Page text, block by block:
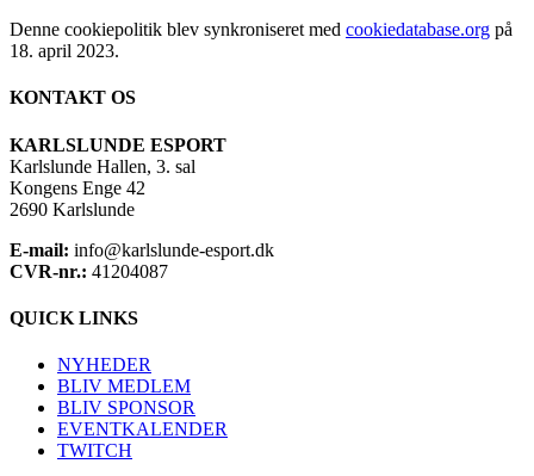
Denne cookiepolitik blev synkroniseret med cookiedatabase.org på
18. april 2023.
KONTAKT OS
KARLSLUNDE ESPORT
Karlslunde Hallen, 3. sal
Kongens Enge 42
2690 Karlslunde
E-mail: info@karlslunde-esport.dk
CVR-nr.: 41204087
QUICK LINKS
NYHEDER
BLIV MEDLEM
BLIV SPONSOR
EVENTKALENDER
TWITCH